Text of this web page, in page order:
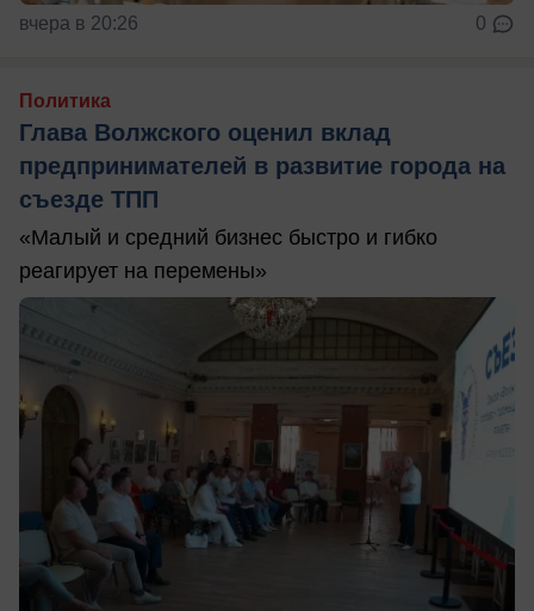
вчера в 20:26 0
Политика
Глава Волжского оценил вклад
предпринимателей в развитие города на
съезде ТПП
«Малый и средний бизнес быстро и гибко
реагирует на перемены»